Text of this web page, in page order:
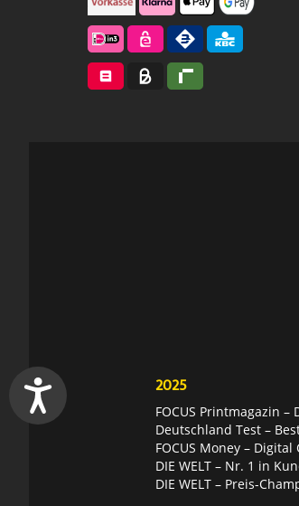
2025
FOCUS Printmagazin
Deutschland Test –
FOCUS Money –
DIE WELT – Nr. 1 in
DIE WELT – Preis-